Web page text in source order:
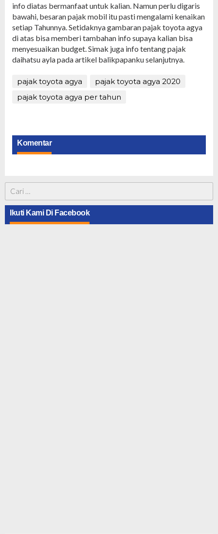
info diatas bermanfaat untuk kalian. Namun perlu digaris
bawahi, besaran pajak mobil itu pasti mengalami kenaikan
setiap Tahunnya. Setidaknya gambaran pajak toyota agya
di atas bisa memberi tambahan info supaya kalian bisa
menyesuaikan budget. Simak juga info tentang pajak
daihatsu ayla pada artikel balikpapanku selanjutnya.
pajak toyota agya
pajak toyota agya 2020
pajak toyota agya per tahun
Komentar
Cari
untuk:
Ikuti Kami Di Facebook